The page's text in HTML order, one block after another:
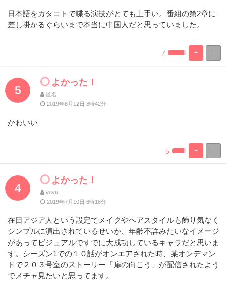
日本語をカタコトで喋る演技がとても上手い。番組の第2章に
差し掛かるぐらいまで本当に中国人だと思っていました。
-
+
%
Complete
100%
Complete
7
5
よかった！
匿名
2019年8月12日 8時42分
かわいい
-
+
%
Complete
100%
Complete
5
4
よかった！
yuyu
2019年7月10日 6時18分
在日アジア人という設定でメイクやヘアスタイルも飾り気なく
シンプルに演出されているせいか、年齢不詳みたいなイメージ
があってビジュアルですでに大成功しているキャラだと思いま
す。シーズン1での１０話がオンエアされた時、某オンデマン
ドで２０３号室のストーリー「扉の向こう」が配信されたよう
でメチャ見たいと思ってます。